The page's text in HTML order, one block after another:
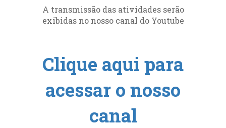
A transmissão das atividades serão
exibidas no nosso canal do Youtube
Clique aqui para
acessar o nosso
canal